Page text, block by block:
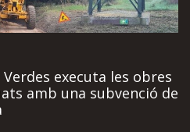
Verdes executa les obres
amb una subvenció de